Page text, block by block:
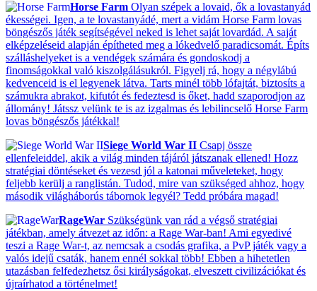
Horse Farm Olyan szépek a lovaid, ők a lovastanyád
ékességei. Igen, a te lovastanyádé, mert a vidám Horse Farm lovas
böngészős játék segítségével neked is lehet saját lovardád. A saját
elképzeléseid alapján építheted meg a lókedvelő paradicsomát. Építs
szálláshelyeket is a vendégek számára és gondoskodj a
finomságokkal való kiszolgálásukról. Figyelj rá, hogy a négylábú
kedvenceid is el legyenek látva. Tarts minél több lófajtát, biztosíts a
számukra abrakot, kifutót és fedeztesd is őket, hadd szaporodjon az
állomány! Játssz velünk te is az izgalmas és lebilincselő Horse Farm
lovas böngészős játékkal!
Siege World War II Csapj össze
ellenfeleiddel, akik a világ minden tájáról játszanak ellened! Hozz
stratégiai döntéseket és vezesd jól a katonai műveleteket, hogy
feljebb kerülj a ranglistán. Tudod, mire van szükséged ahhoz, hogy
második világháborús tábornok legyél? Tedd próbára magad!
RageWar Szükségünk van rád a végső stratégiai
játékban, amely átvezet az időn: a Rage War-ban! Ami egyedivé
teszi a Rage War-t, az nemcsak a csodás grafika, a PvP játék vagy a
valós idejű csaták, hanem ennél sokkal több! Ebben a hihetetlen
utazásban felfedezhetsz ősi királyságokat, elveszett civilizációkat és
újraírhatod a történelmet!